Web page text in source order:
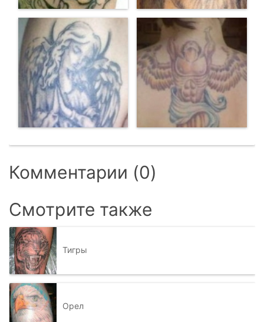
Комментарии (0)
Смотрите также
Тигры
Орел